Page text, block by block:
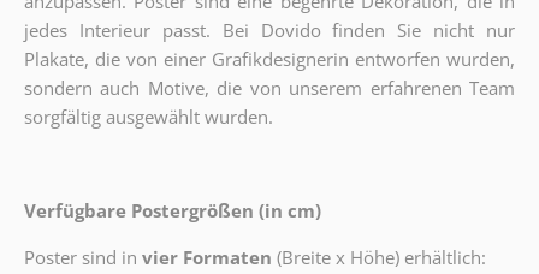
jedes Interieur passt. Bei Dovido finden Sie nicht nur
Plakate, die von einer Grafikdesignerin entworfen wurden,
sondern auch Motive, die von unserem erfahrenen Team
sorgfältig ausgewählt wurden.
Verfügbare Postergrößen (in cm)
Poster sind in vier Formaten (Breite x Höhe) erhältlich: